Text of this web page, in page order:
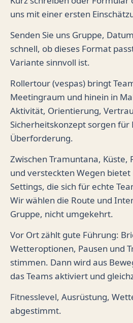
uns mit einer ersten
Senden Sie uns Gruppe,
schnell, ob dieses Format
Variante sinnvoll ist.
Rollertour (vespas) bringt
Meetingraum und hinein in
Aktivität, Orientierung,
Sicherheitskonzept sorgen für
Überforderung.
Zwischen Tramuntana, Küste,
und versteckten Wegen
Settings, die sich für echte
Wir wählen die Route und
Gruppe, nicht umgekehrt.
Vor Ort zählt gute Führung:
Wetteroptionen, Pausen und
stimmen. Dann wird aus
das Teams aktiviert und
Fitnesslevel, Ausrüstung,
abgestimmt.